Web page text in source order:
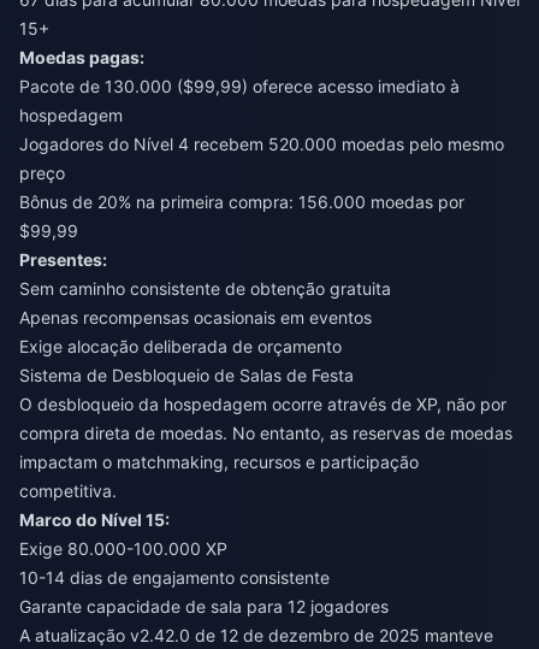
15+
Moedas pagas:
Pacote de 130.000 ($99,99) oferece acesso imediato à
hospedagem
Jogadores do Nível 4 recebem 520.000 moedas pelo mesmo
preço
Bônus de 20% na primeira compra: 156.000 moedas por
$99,99
Presentes:
Sem caminho consistente de obtenção gratuita
Apenas recompensas ocasionais em eventos
Exige alocação deliberada de orçamento
Sistema de Desbloqueio de Salas de Festa
O desbloqueio da hospedagem ocorre através de XP, não por
compra direta de moedas. No entanto, as reservas de moedas
impactam o matchmaking, recursos e participação
competitiva.
Marco do Nível 15:
Exige 80.000-100.000 XP
10-14 dias de engajamento consistente
Garante capacidade de sala para 12 jogadores
A atualização v2.42.0 de 12 de dezembro de 2025 manteve